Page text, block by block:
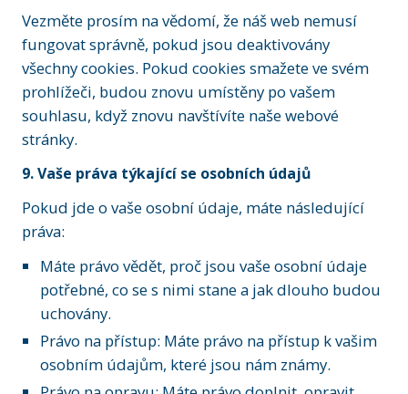
Vezměte prosím na vědomí, že náš web nemusí
fungovat správně, pokud jsou deaktivovány
všechny cookies. Pokud cookies smažete ve svém
prohlížeči, budou znovu umístěny po vašem
souhlasu, když znovu navštívíte naše webové
stránky.
9. Vaše práva týkající se osobních údajů
Pokud jde o vaše osobní údaje, máte následující
práva:
Máte právo vědět, proč jsou vaše osobní údaje
potřebné, co se s nimi stane a jak dlouho budou
uchovány.
Právo na přístup: Máte právo na přístup k vašim
osobním údajům, které jsou nám známy.